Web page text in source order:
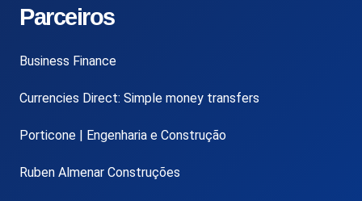
Parceiros
Business Finance
Currencies Direct: Simple money transfers
Porticone | Engenharia e Construção
Ruben Almenar Construções